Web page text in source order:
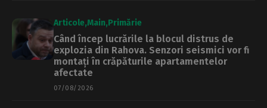
Articole Main Primărie
Când încep lucrările la blocul distrus de
explozia din Rahova. Senzori seismici vor fi
montați în crăpăturile apartamentelor
afectate
07/08/2026